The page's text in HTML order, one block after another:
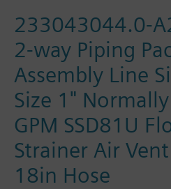
233043044.0-
2-way Piping
Assembly Line
Size 1"
GPM SSD81U
Strainer Air
18in Hose